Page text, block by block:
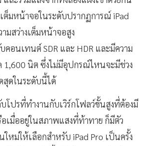
ต็มหน้าจอในระดับปรากฏการณ์ iPad
มสว่างเต็มหน้าจอสูง
คอนเทนต์ SDR และ HDR และมีความ
1,600 นิต ซึ่งไม่มีอุปกรณ์ไหนจะมีช่วง
สุดในระดับนี้ได้
โปรที่ทำงานกับเวิร์กโฟลว์ขั้นสูงที่ต้องมี
เมื่ออยู่ในสภาพแสงที่ท้าทาย ก็มีตัว
ใหม่ให้เลือกสำหรับ iPad Pro เป็นครั้ง